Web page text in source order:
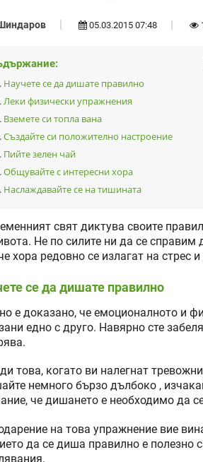
05.03.2015 07:48
Научете се да дишате правилно
Леки физически упражнения
Вземете си топла вана
Създайте си положително настроение
Пийте зелен чай
Общувайте с интересни хора
Наслаждавайте се на тишината
свят диктува своите
Не по силите ни да се справим
хора редовно се излагат на стрес
се да дишате правилно
е доказано, че емоционалното и
едно с друго. Навярно сте
това, когато ви налегнат
немного бързо дълбоко ,
че дишането е необходимо да
на това упражнение вие
да се диша правилно е полезно